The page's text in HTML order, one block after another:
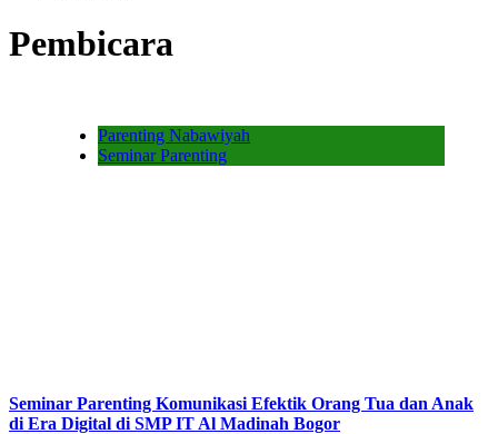
Pembicara
Parenting Nabawiyah
Seminar Parenting
Seminar Parenting Komunikasi Efektik Orang Tua dan Anak
di Era Digital di SMP IT Al Madinah Bogor